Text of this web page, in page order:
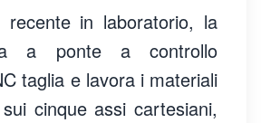
recente in laboratorio, la
a ponte a controllo
taglia e lavora i materiali
cinque assi cartesiani,